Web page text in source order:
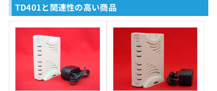
TD401と関連性の高い商品